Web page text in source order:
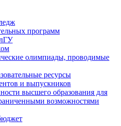
программ
олимпиады, проводимые
ресурсы
и выпускников
высшего образования для
возможностями